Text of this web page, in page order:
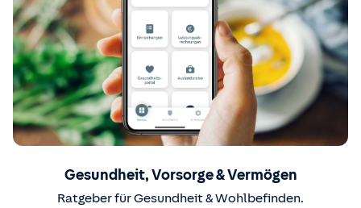
Gesundheit, Vorsorge & Vermögen
Ratgeber für Gesundheit & Wohlbefinden.